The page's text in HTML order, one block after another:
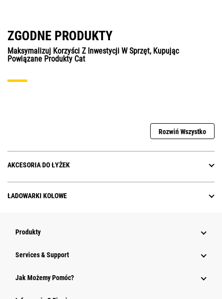
ZGODNE PRODUKTY
Maksymalizuj Korzyści Z Inwestycji W Sprzęt, Kupując
Powiązane Produkty Cat
Rozwiń Wszystko
AKCESORIA DO ŁYŻEK
ŁADOWARKI KOŁOWE
Produkty
Services & Support
Jak Możemy Pomóc?